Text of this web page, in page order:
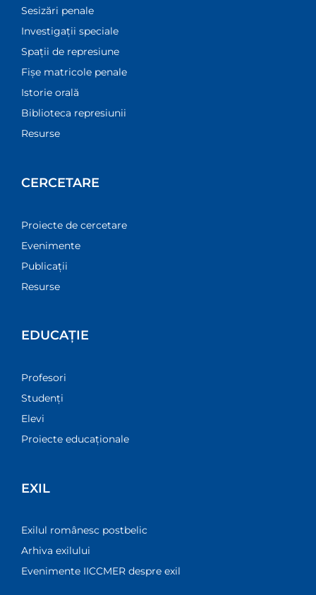
Sesizări penale
Investigații speciale
Spații de represiune
Fișe matricole penale
Istorie orală
Biblioteca represiunii
Resurse
CERCETARE
Proiecte de cercetare
Evenimente
Publicații
Resurse
EDUCAȚIE
Profesori
Studenți
Elevi
Proiecte educaționale
EXIL
Exilul românesc postbelic
Arhiva exilului
Evenimente IICCMER despre exil